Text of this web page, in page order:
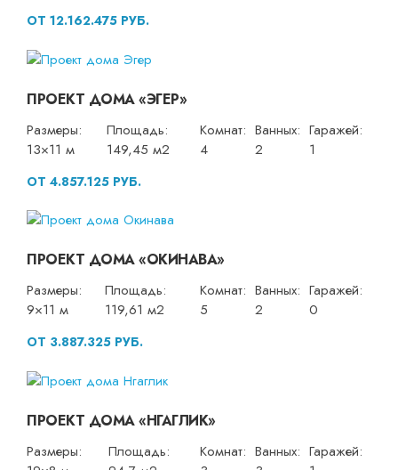
ОТ 12.162.475 РУБ.
ПРОЕКТ ДОМА «ЭГЕР»
Размеры:
13×11 м
Площадь:
149,45 м2
Комнат:
4
Ванных:
2
Гаражей:
1
ОТ 4.857.125 РУБ.
ПРОЕКТ ДОМА «ОКИНАВА»
Размеры:
9×11 м
Площадь:
119,61 м2
Комнат:
5
Ванных:
2
Гаражей:
0
ОТ 3.887.325 РУБ.
ПРОЕКТ ДОМА «НГАГЛИК»
Размеры:
Площадь:
Комнат: Ванных: Гаражей: